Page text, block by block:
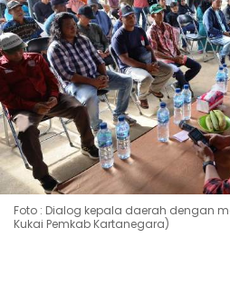
Foto : Dialog kepala daerah dengan
Kukai Pemkab Kartanegara)